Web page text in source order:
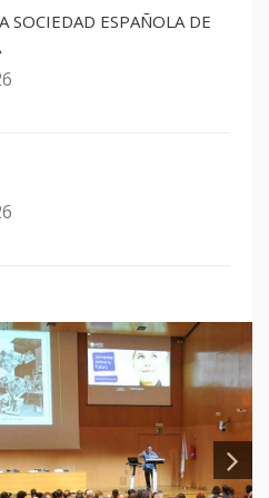
SOCIEDAD ESPAÑOLA DE